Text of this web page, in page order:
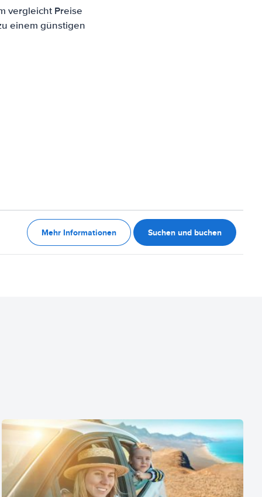
vergleicht Preise
einem günstigen
Mehr Informationen Suchen und buchen